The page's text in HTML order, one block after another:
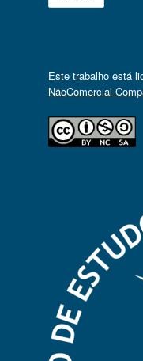
Este trabalho está
NãoComercial-